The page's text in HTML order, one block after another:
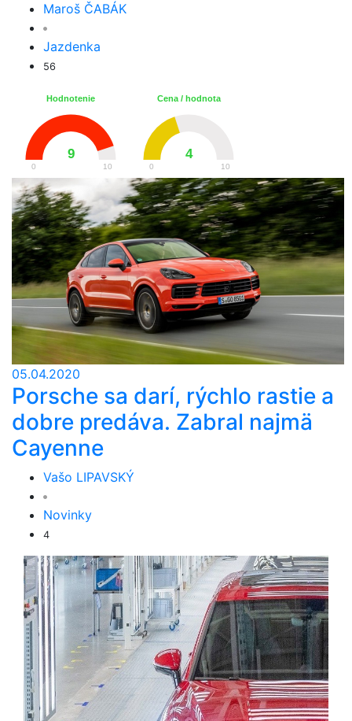
Maroš ČABÁK
Jazdenka
56
Hodnotenie
9
0 10
Cena / hodnota
4
0 10
05.04.2020
Porsche sa darí, rýchlo rastie a
dobre predáva. Zabral najmä
Cayenne
Vašo LIPAVSKÝ
Novinky
4